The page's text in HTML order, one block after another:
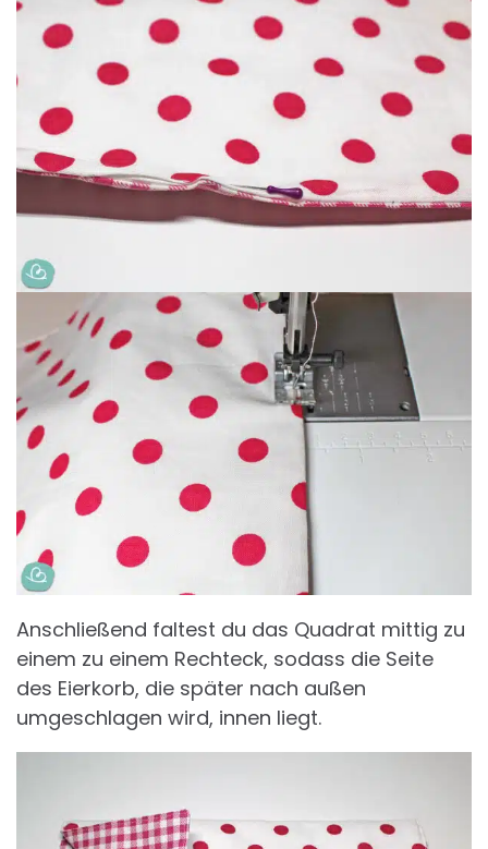
Anschließend faltest du das Quadrat mittig zu
einem zu einem Rechteck, sodass die Seite
des Eierkorb, die später nach außen
umgeschlagen wird, innen liegt.